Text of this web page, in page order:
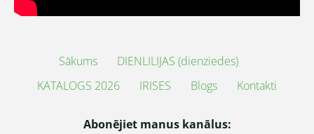
Sākums
DIENLILIJAS (dienziedes)
KATALOGS 2026
IRISES Blogs Kontakti
Abonējiet manus kanālus: